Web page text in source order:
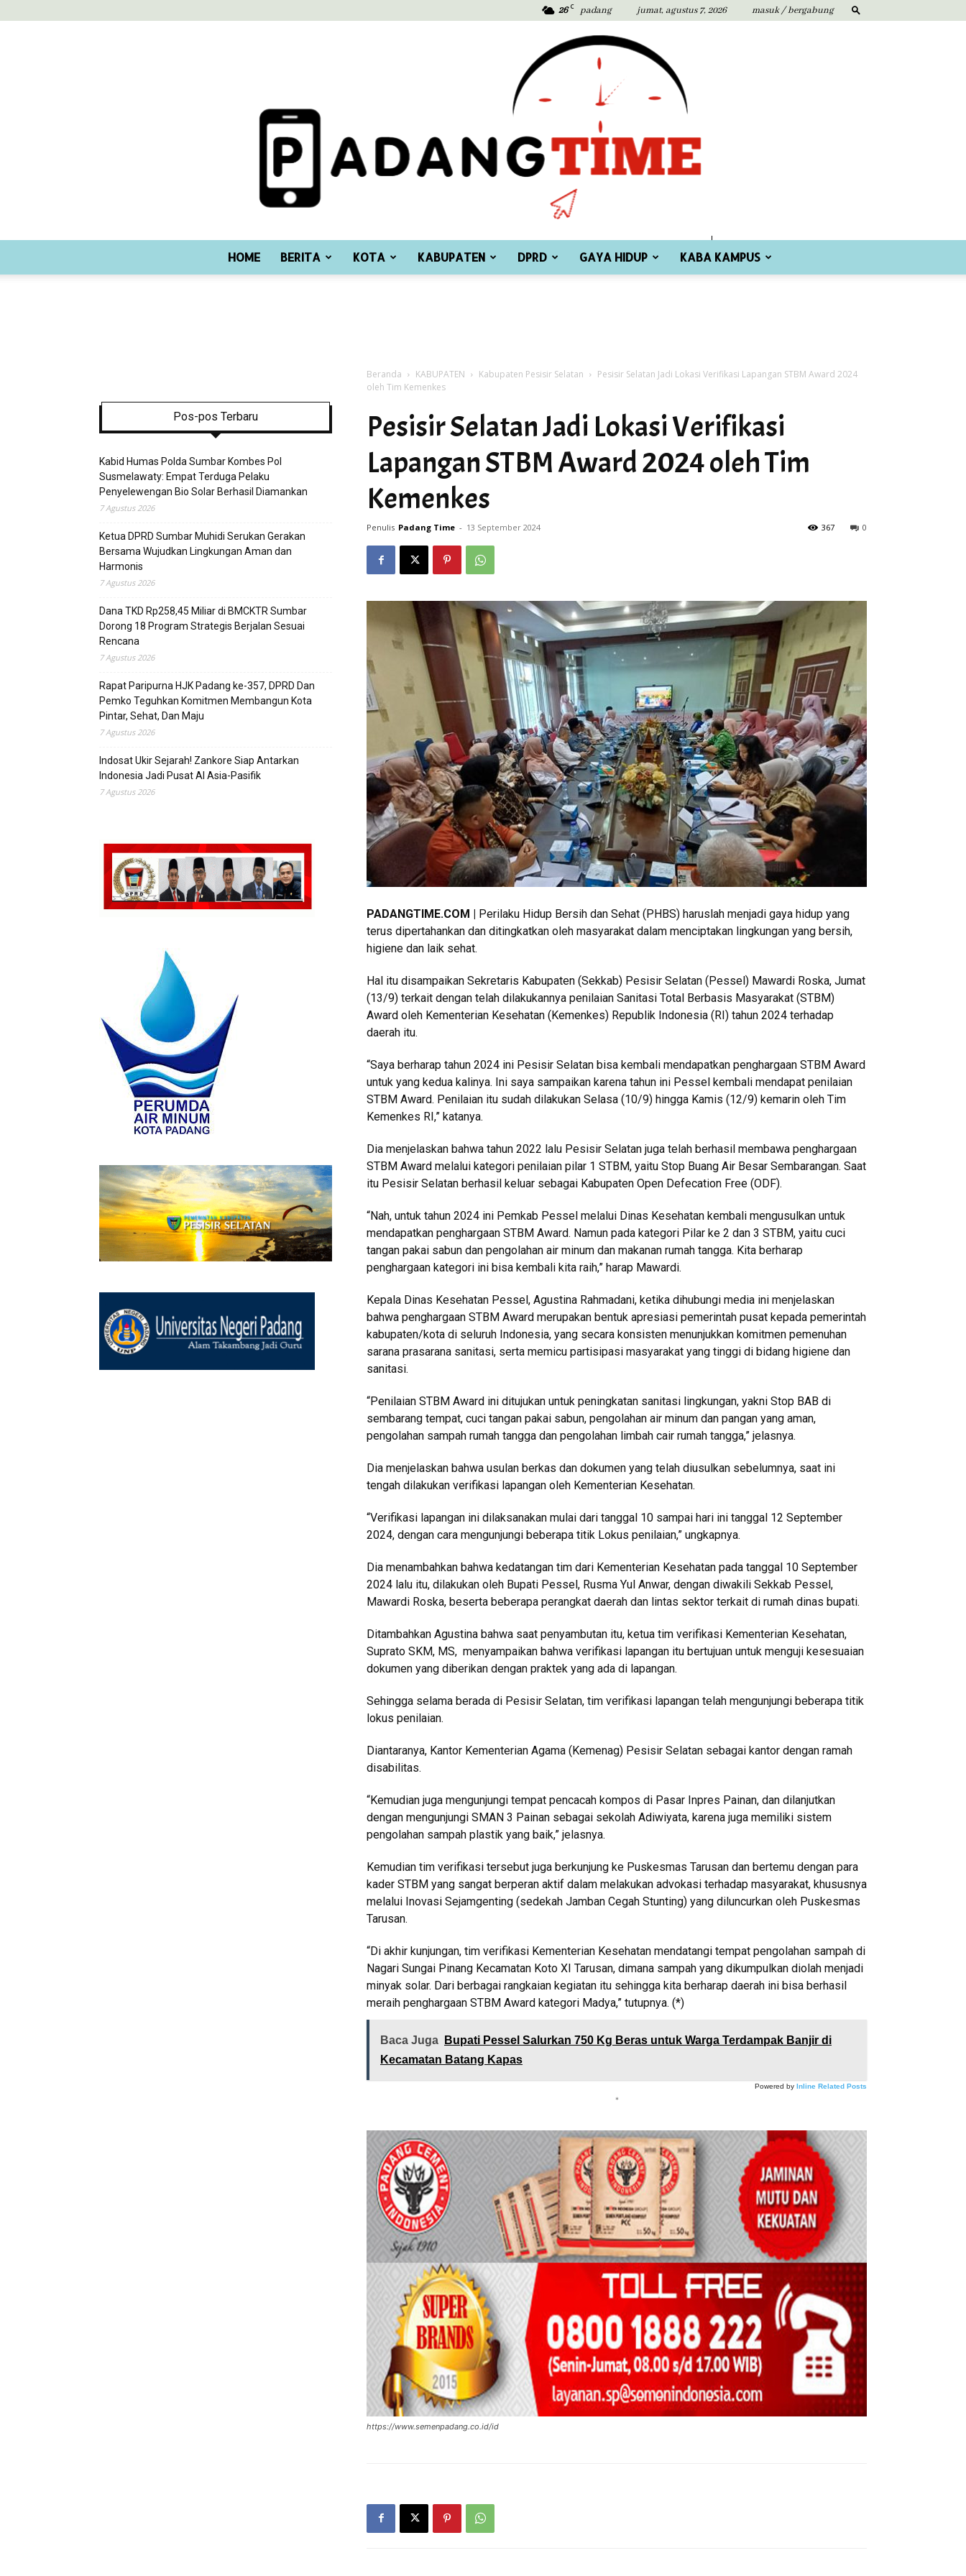
26 C padang jumat, agustus 7, 2026 masuk / bergabung
Time
HOME BERITA KOTA KABUPATEN DPRD GAYA HIDUP KABA KAMPUS
Beranda KABUPATEN Kabupaten Pesisir Selatan
Pesisir Selatan Jadi Lokasi Verifikasi Lapangan STBM Award 2024
oleh Tim Kemenkes
Pesisir Selatan Jadi Lokasi Verifikasi
Lapangan STBM Award 2024 oleh Tim
Kemenkes
Penulis Padang Time - 13 September 2024 0
367
PADANGTIME.COM | Perilaku Hidup Bersih dan Sehat (PHBS) haruslah menjadi gaya hidup yang
terus dipertahankan dan ditingkatkan oleh masyarakat dalam menciptakan lingkungan yang bersih,
higiene dan laik sehat.
Hal itu disampaikan Sekretaris Kabupaten (Sekkab) Pesisir Selatan (Pessel) Mawardi Roska, Jumat
(13/9) terkait dengan telah dilakukannya penilaian Sanitasi Total Berbasis Masyarakat (STBM)
Award oleh Kementerian Kesehatan (Kemenkes) Republik Indonesia (RI) tahun 2024 terhadap
daerah itu.
“Saya berharap tahun 2024 ini Pesisir Selatan bisa kembali mendapatkan penghargaan STBM Award
untuk yang kedua kalinya. Ini saya sampaikan karena tahun ini Pessel kembali mendapat penilaian
STBM Award. Penilaian itu sudah dilakukan Selasa (10/9) hingga Kamis (12/9) kemarin oleh Tim
Kemenkes RI,” katanya.
Dia menjelaskan bahwa tahun 2022 lalu Pesisir Selatan juga telah berhasil membawa penghargaan
STBM Award melalui kategori penilaian pilar 1 STBM, yaitu Stop Buang Air Besar Sembarangan. Saat
itu Pesisir Selatan berhasil keluar sebagai Kabupaten Open Defecation Free (ODF).
“Nah, untuk tahun 2024 ini Pemkab Pessel melalui Dinas Kesehatan kembali mengusulkan untuk
mendapatkan penghargaan STBM Award. Namun pada kategori Pilar ke 2 dan 3 STBM, yaitu cuci
tangan pakai sabun dan pengolahan air minum dan makanan rumah tangga. Kita berharap
penghargaan kategori ini bisa kembali kita raih,” harap Mawardi.
Kepala Dinas Kesehatan Pessel, Agustina Rahmadani, ketika dihubungi media ini menjelaskan
bahwa penghargaan STBM Award merupakan bentuk apresiasi pemerintah pusat kepada pemerintah
kabupaten/kota di seluruh Indonesia, yang secara konsisten menunjukkan komitmen pemenuhan
sarana prasarana sanitasi, serta memicu partisipasi masyarakat yang tinggi di bidang higiene dan
sanitasi.
“Penilaian STBM Award ini ditujukan untuk peningkatan sanitasi lingkungan, yakni Stop BAB di
sembarang tempat, cuci tangan pakai sabun, pengolahan air minum dan pangan yang aman,
pengolahan sampah rumah tangga dan pengolahan limbah cair rumah tangga,” jelasnya.
Dia menjelaskan bahwa usulan berkas dan dokumen yang telah diusulkan sebelumnya, saat ini
tengah dilakukan verifikasi lapangan oleh Kementerian Kesehatan.
“Verifikasi lapangan ini dilaksanakan mulai dari tanggal 10 sampai hari ini tanggal 12 September
2024, dengan cara mengunjungi beberapa titik Lokus penilaian,” ungkapnya.
Dia menambahkan bahwa kedatangan tim dari Kementerian Kesehatan pada tanggal 10 September
2024 lalu itu, dilakukan oleh Bupati Pessel, Rusma Yul Anwar, dengan diwakili Sekkab Pessel,
Mawardi Roska, beserta beberapa perangkat daerah dan lintas sektor terkait di rumah dinas bupati.
Ditambahkan Agustina bahwa saat penyambutan itu, ketua tim verifikasi Kementerian Kesehatan,
Suprato SKM, MS, menyampaikan bahwa verifikasi lapangan itu bertujuan untuk menguji kesesuaian
dokumen yang diberikan dengan praktek yang ada di lapangan.
Sehingga selama berada di Pesisir Selatan, tim verifikasi lapangan telah mengunjungi beberapa titik
lokus penilaian.
Diantaranya, Kantor Kementerian Agama (Kemenag) Pesisir Selatan sebagai kantor dengan ramah
disabilitas.
“Kemudian juga mengunjungi tempat pencacah kompos di Pasar Inpres Painan, dan dilanjutkan
dengan mengunjungi SMAN 3 Painan sebagai sekolah Adiwiyata, karena juga memiliki sistem
pengolahan sampah plastik yang baik,” jelasnya.
Kemudian tim verifikasi tersebut juga berkunjung ke Puskesmas Tarusan dan bertemu dengan para
kader STBM yang sangat berperan aktif dalam melakukan advokasi terhadap masyarakat, khususnya
melalui Inovasi Sejamgenting (sedekah Jamban Cegah Stunting) yang diluncurkan oleh Puskesmas
Tarusan.
“Di akhir kunjungan, tim verifikasi Kementerian Kesehatan mendatangi tempat pengolahan sampah di
Nagari Sungai Pinang Kecamatan Koto XI Tarusan, dimana sampah yang dikumpulkan diolah menjadi
minyak solar. Dari berbagai rangkaian kegiatan itu sehingga kita berharap daerah ini bisa berhasil
meraih penghargaan STBM Award kategori Madya,” tutupnya. (*)
Baca Juga
Bupati Pessel Salurkan 750 Kg Beras untuk Warga Terdampak Banjir di
Kecamatan Batang Kapas
Powered by Inline Related Posts
*
https://www.semenpadang.co.id/id
Pos-pos Terbaru
Kabid Humas Polda Sumbar Kombes Pol
Susmelawaty: Empat Terduga Pelaku
Penyelewengan Bio Solar Berhasil Diamankan
7 Agustus 2026
Ketua DPRD Sumbar Muhidi Serukan Gerakan
Bersama Wujudkan Lingkungan Aman dan
Harmonis
7 Agustus 2026
Dana TKD Rp258,45 Miliar di BMCKTR Sumbar
Dorong 18 Program Strategis Berjalan Sesuai
Rencana
7 Agustus 2026
Rapat Paripurna HJK Padang ke-357, DPRD Dan
Pemko Teguhkan Komitmen Membangun Kota
Pintar, Sehat, Dan Maju
7 Agustus 2026
Indosat Ukir Sejarah! Zankore Siap Antarkan
Indonesia Jadi Pusat AI Asia-Pasifik
7 Agustus 2026